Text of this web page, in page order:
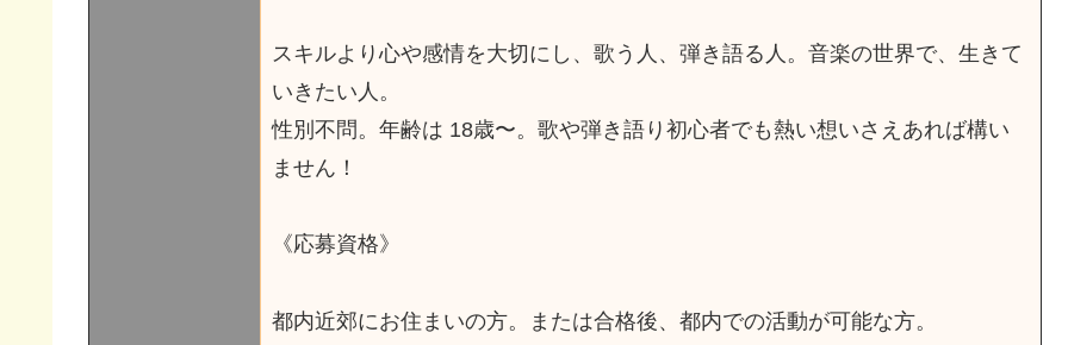
スキルより心や感情を大切にし、歌う人、弾き語る人。音楽の世界で、生きて
いきたい人。
性別不問。年齢は 18歳〜。歌や弾き語り初心者でも熱い想いさえあれば構い
ません！
《応募資格》
都内近郊にお住まいの方。または合格後、都内での活動が可能な方。